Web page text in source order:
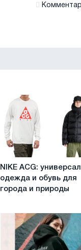
универсальная
одежда
обувь
города
NIKE ACG:
одежда и обувь для
города и природы